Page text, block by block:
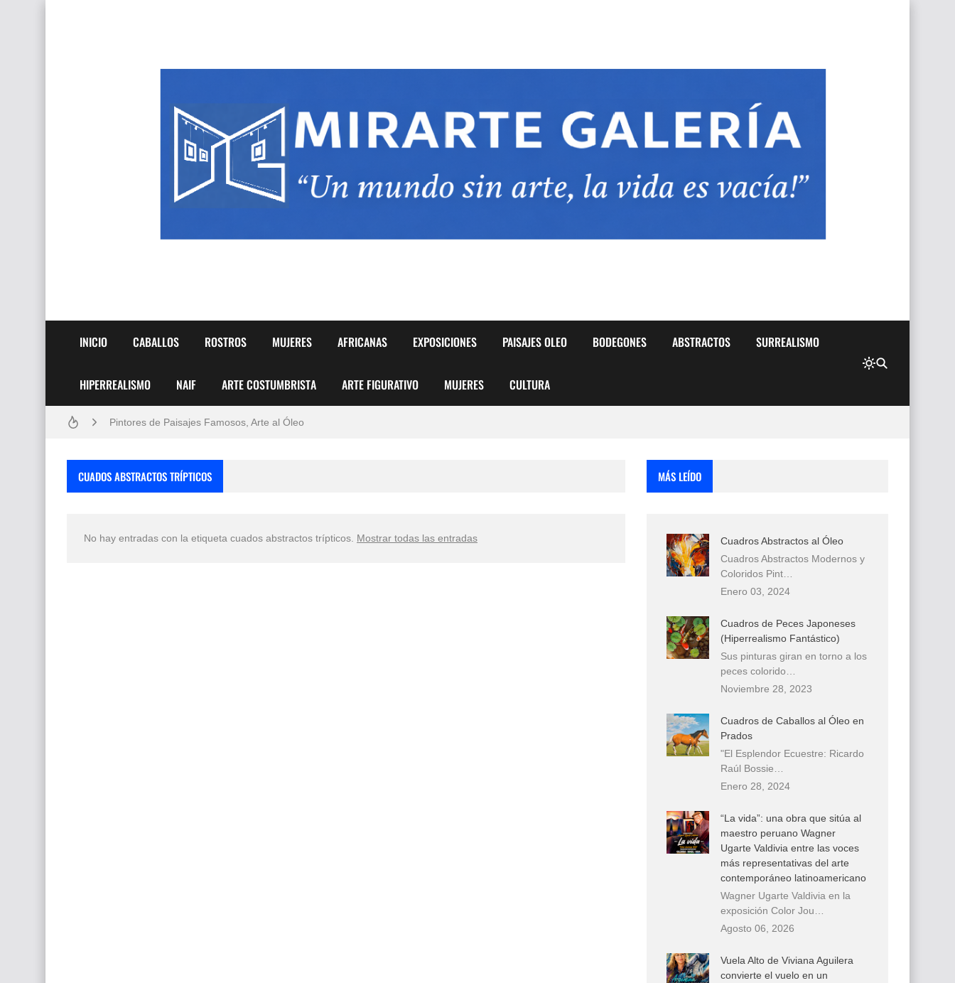
INICIO CABALLOS ROSTROS MUJERES AFRICANAS EXPOSICIONES PAISAJES OLEO BODEGONES ABSTRACTOS SURREALISMO
HIPERREALISMO NAIF ARTE COSTUMBRISTA ARTE FIGURATIVO MUJERES CULTURA
Frutas y Flores Para Colorear Imágenes
Pintores de Paisajes Famosos, Arte al Óleo
CUADOS ABSTRACTOS TRÍPTICOS
No hay entradas con la etiqueta cuados abstractos trípticos Mostrar todas las entradas
MÁS LEÍDO
Cuadros Abstractos al Óleo
Cuadros Abstractos Modernos y
Coloridos Pint…
Enero 03, 2024
Cuadros de Peces Japoneses
(Hiperrealismo Fantástico)
Sus pinturas giran en torno a los
peces colorido…
Noviembre 28, 2023
Cuadros de Caballos al Óleo en
Prados
"El Esplendor Ecuestre: Ricardo
Raúl Bossie…
Enero 28, 2024
“La vida”: una obra que sitúa al
maestro peruano Wagner
Ugarte Valdivia entre las voces
más representativas del arte
contemporáneo latinoamericano
Wagner Ugarte Valdivia en la
exposición Color Jou…
Agosto 06, 2026
Vuela Alto de Viviana Aguilera
convierte el vuelo en un